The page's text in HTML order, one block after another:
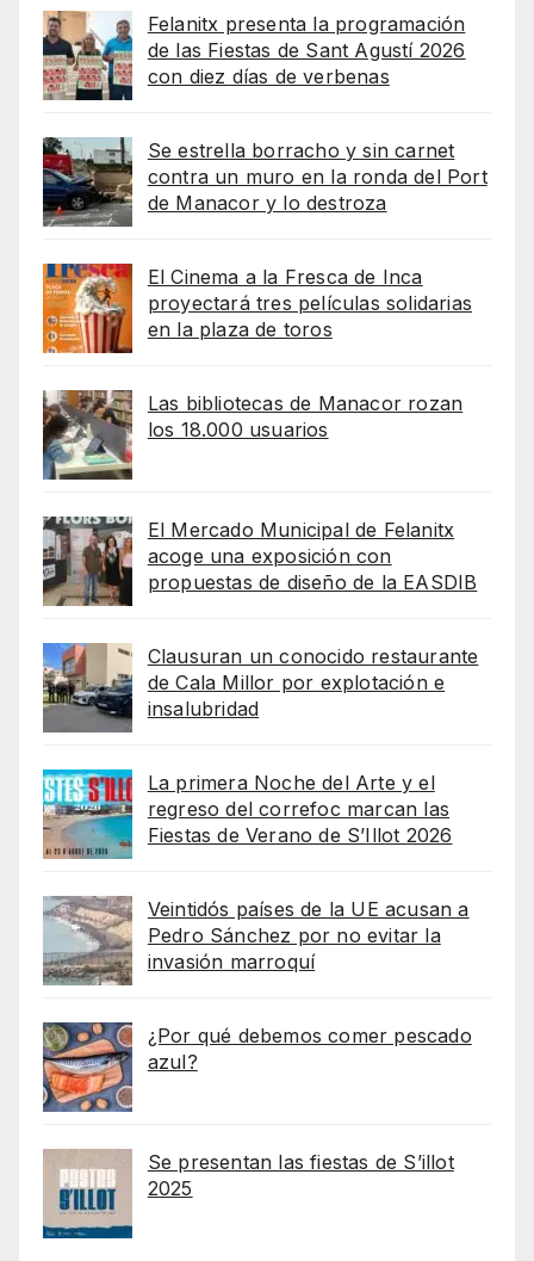
Felanitx presenta la programación
de las Fiestas de Sant Agustí 2026
con diez días de verbenas
Se estrella borracho y sin carnet
contra un muro en la ronda del Port
de Manacor y lo destroza
El Cinema a la Fresca de Inca
proyectará tres películas solidarias
en la plaza de toros
Las bibliotecas de Manacor rozan
los 18.000 usuarios
El Mercado Municipal de Felanitx
acoge una exposición con
propuestas de diseño de la EASDIB
Clausuran un conocido restaurante
de Cala Millor por explotación e
insalubridad
La primera Noche del Arte y el
regreso del correfoc marcan las
Fiestas de Verano de S’Illot 2026
Veintidós países de la UE acusan a
Pedro Sánchez por no evitar la
invasión marroquí
¿Por qué debemos comer pescado
azul?
Se presentan las fiestas de S’illot
2025